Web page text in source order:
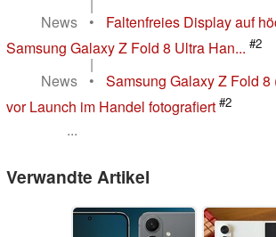
|
News
•
Faltenfreies Display auf
Samsung Galaxy Z Fold 8 Ultra Han... #2
|
News
•
Samsung Galaxy Z Fold 8
vor Launch im Handel fotografiert #2
...
Verwandte Artikel